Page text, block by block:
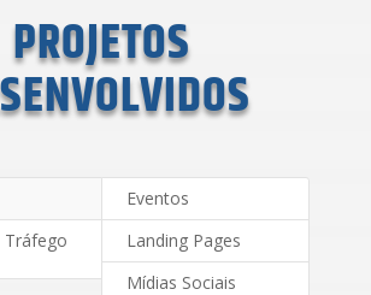
PROJETOS
Eventos
Tráfego
Landing Pages
Mídias Sociais